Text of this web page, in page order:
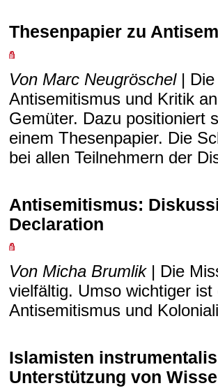
Thesenpapier zu
Von Marc Neugröschel| Die
Antisemitismus und Kritik
Gemüter. Dazu positioniert
einem Thesenpapier. Die
bei allen Teilnehmern der
Antisemitismus:
Declaration
Von Micha Brumlik| Die
vielfältig. Umso wichtiger
Antisemitismus und
Islamisten
Unterstützung von